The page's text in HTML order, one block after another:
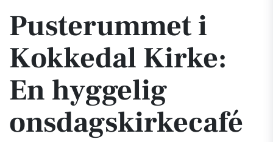
Pusterummet i
Kokkedal Kirke:
En hyggelig
onsdagskirkecafé